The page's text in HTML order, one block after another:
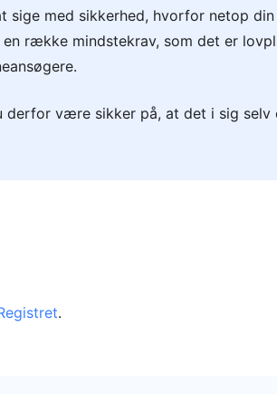
sige med sikkerhed, hvorfor netop din
række mindstekrav, som det er
derfor være sikker på, at det i sig selv
.